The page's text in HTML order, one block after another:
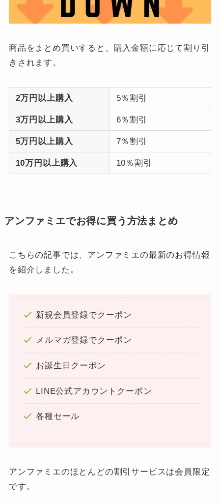
商品をまとめ買いすると、購入金額に応じて割り引
きされます。
2万円以上購入 5％割引
3万円以上購入 6％割引
5万円以上購入 7％割引
10万円以上購入 10％割引
アンファミエでお得に買う方法まとめ
こちらの記事では、アンファミエの最新のお得情報
を紹介しました。
新規会員登録でクーポン
メルマガ登録でクーポン
お誕生日クーポン
LINE公式アカウントクーポン
各種セール
アンファミエのほとんどの割引サービスは会員限定
です。